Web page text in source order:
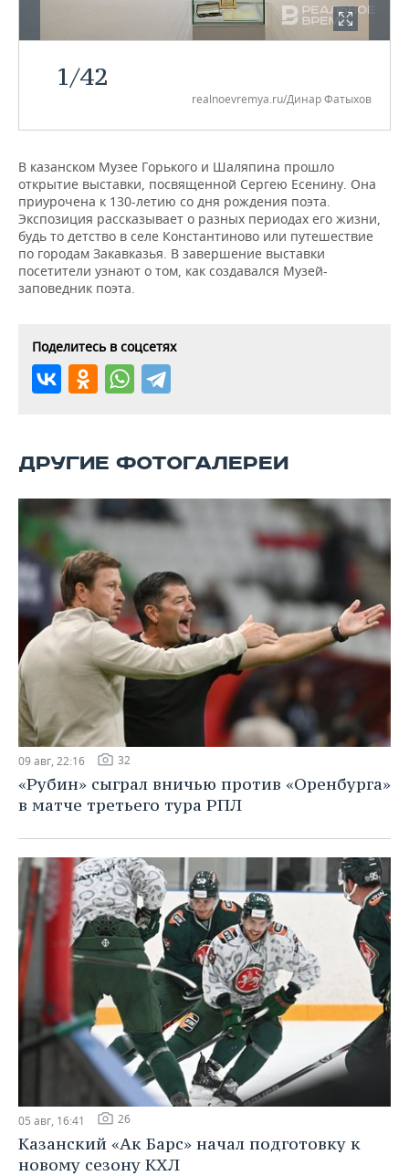
ЭНЕРГЕТИКА
ТРАНСПОРТ
ТЕЛЕКОММУНИКАЦИИ
НОВОСТИ МЕРОПРИЯТИЙ
БИЗНЕС-БРАНЧИ
ONLINE-КОНФЕРЕНЦИИ
ОТКРЫТАЯ ЛЕКЦИЯ
СПОРТ
ФУТБОЛ
ХОККЕЙ
БАСКЕТБОЛ
ВОЛЕЙБОЛ
ФИГУРНОЕ КАТАНИЕ
ХОККЕЙ С МЯЧОМ
НОВОСТИ ОБЩЕСТВА
ВЛАСТЬ
ИНФРАСТРУКТУРА
ИСТОРИЯ
МЕДИЦИНА
ПРОИСШЕСТВИЯ
ФОТОГАЛЕРЕЯ
СЮЖЕТЫ
СПРАВОЧНИК
СПИСОК ПЕРСОН
ПОЛНАЯ ВЕРСИЯ
1/42
realnoevremya.ru/Динар Фатыхов
В казанском Музее Горького и Шаляпина прошло
открытие выставки, посвященной Сергею Есенину. Она
приурочена к 130-летию со дня рождения поэта.
Экспозиция рассказывает о разных периодах его жизни,
будь то детство в селе Константиново или путешествие
по городам Закавказья. В завершение выставки
посетители узнают о том, как создавался Музей-
заповедник поэта.
Поделитесь в соцсетях
ДРУГИЕ ФОТОГАЛЕРЕИ
09 авг, 22:16 32
«Рубин» сыграл вничью против «Оренбурга»
в матче третьего тура РПЛ
05 авг, 16:41 26
Казанский «Ак Барс» начал подготовку к
новому сезону КХЛ